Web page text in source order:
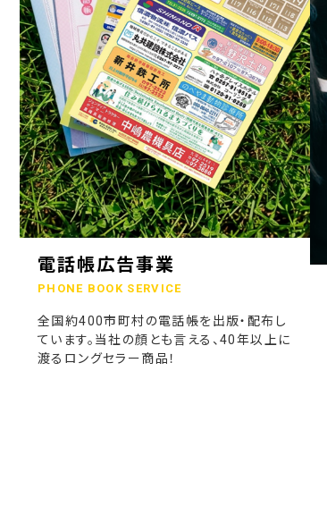
電話帳広告事業
PHONE BOOK SERVICE
全国約400市町村の電話帳を出版・配布し
ています。当社の顔とも言える、40年以上に
渡るロングセラー商品！